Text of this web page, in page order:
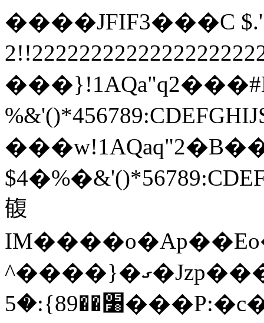
����JFIF3���C $.'
㬼
^����}�ގ�Jzp���M^�'U2�\��ݤ
:�5{׸��89���P:�c�tQK�9H�x,GJ��GE�H